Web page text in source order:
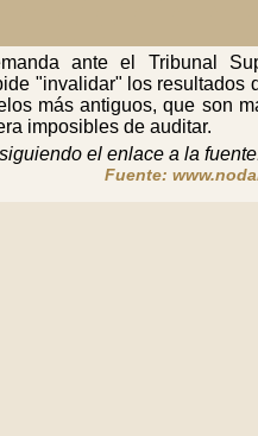
ante el Tribunal
"invalidar" los resultados
más antiguos, que son
imposibles de auditar.
el enlace a la
Fuente: